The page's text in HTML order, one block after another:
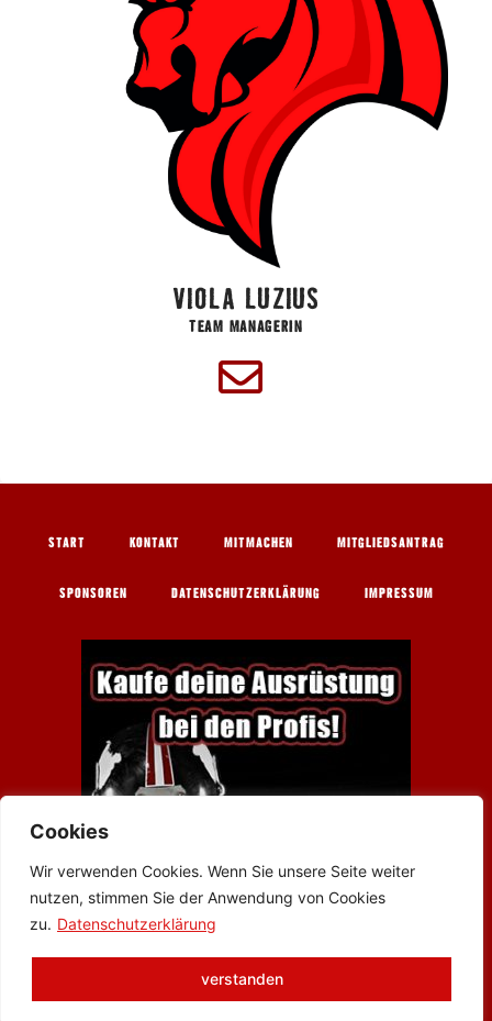
Cookies
Wir verwenden Cookies. Wenn Sie unsere Seite weiter
nutzen, stimmen Sie der Anwendung von Cookies
zu. Datenschutzerklärung
verstanden
VIOLA LUZIUS
TEAM MANAGERIN
START KONTAKT MITMACHEN MITGLIEDSANTRAG
SPONSOREN DATENSCHUTZERKLÄRUNG IMPRESSUM
Werbung
© 2026 AMERICAN FOOTBALL CLUB WETTERAU BULLS
WÖLFERSHEIM E.V.